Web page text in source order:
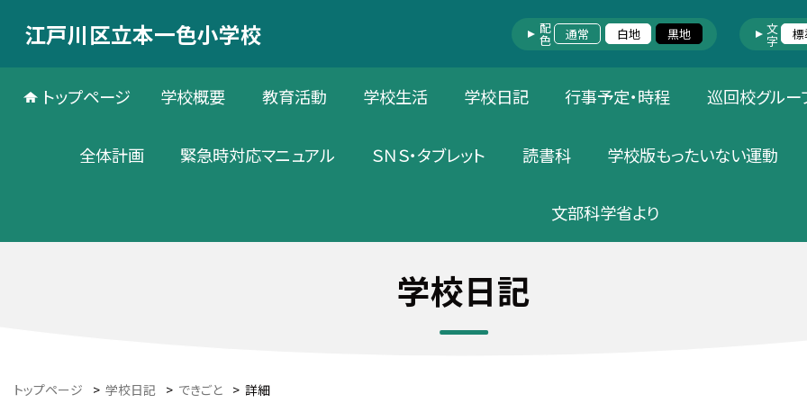
江戸川区立本一色小学校 配色 通常 白地 黒地 文字
トップページ 学校概要 教育活動 学校生活 学校日記 行事予定・時程 巡回校グルー
全体計画 緊急時対応マニュアル ＳＮＳ・タブレット 読書科 学校版もったいない運動
文部科学省より
学校日記
トップページ > 学校日記 > できごと > 詳細